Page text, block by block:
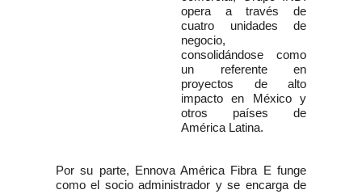
opera a través de
cuatro unidades de
negocio,
consolidándose como
un referente en
proyectos de alto
impacto en México y
otros países de
América Latina.
Por su parte, Ennova América Fibra E funge
como el socio administrador y se encarga de